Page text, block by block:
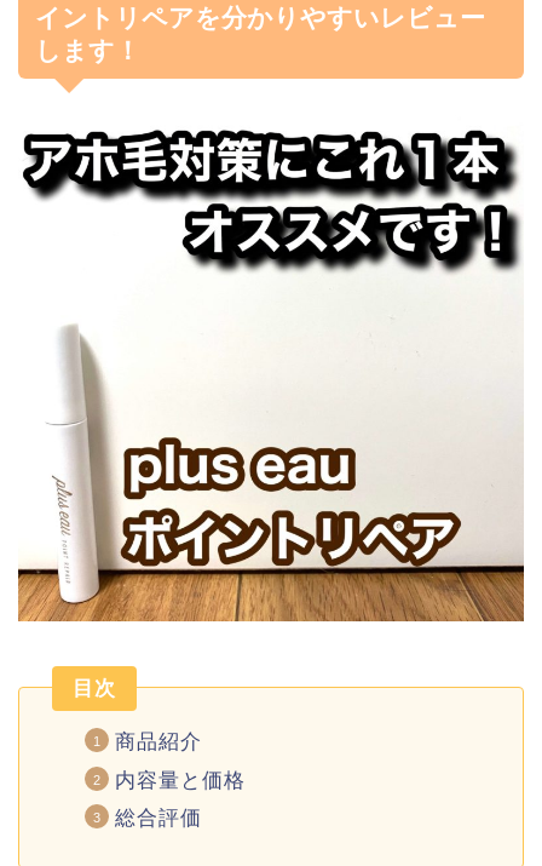
イントリペアを分かりやすいレビュー
します！
目次
商品紹介
内容量と価格
総合評価